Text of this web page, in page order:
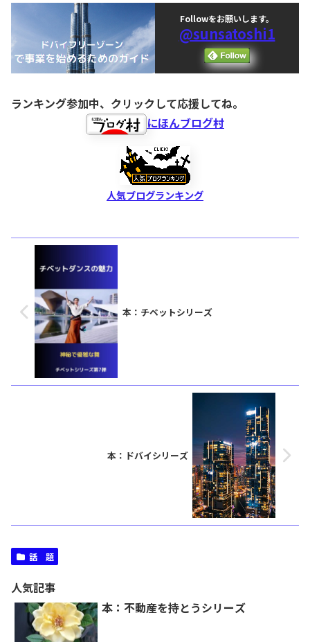
Followをお願いします。
@sunsatoshi1
ランキング参加中、クリックして応援してね。
にほんブログ村
人気ブログランキング
本：チベットシリーズ
本：ドバイシリーズ
話 題
人気記事
本：不動産を持とうシリーズ